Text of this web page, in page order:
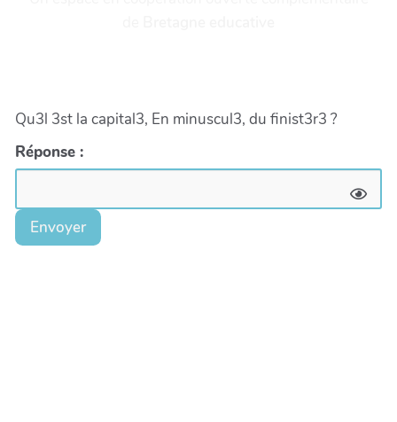
Qu3l 3st la capital3, En minuscul3, du finist3r3 ?
Réponse :
Envoyer